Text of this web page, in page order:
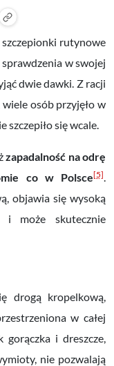
rutynowe
w swojej
dwie dawki. Z racji
osób przyjęło w
się wcale.
zapadalność na odrę
co w Polsce[5].
objawia się wysoką
i może skutecznie
drogą kropelkową,
w całej
i dreszcze,
nie pozwalają